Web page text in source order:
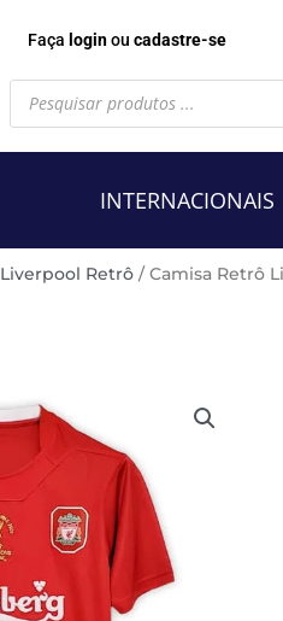
Faça loginou cadastre-se
Pesquisar
produtos
INTERNACIONAIS
Liverpool Retrô / Camisa Retrô